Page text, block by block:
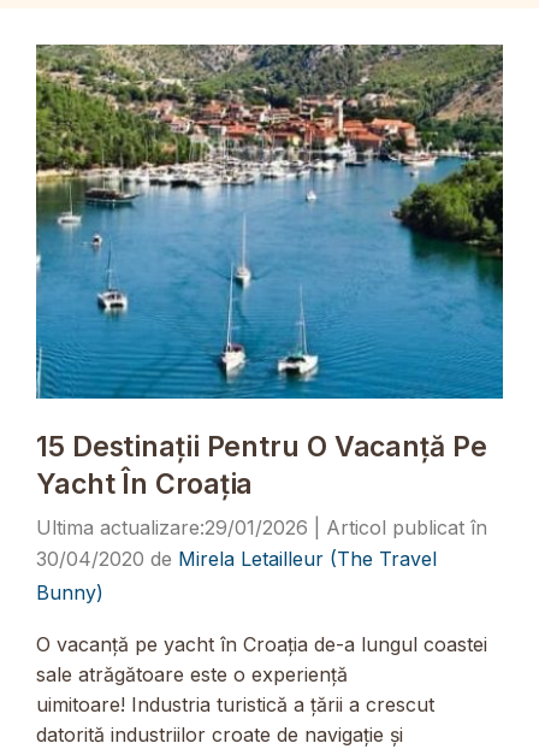
15 Destinații Pentru O Vacanță Pe
Yacht În Croația
29/01/2026
30/04/2020 de Mirela Letailleur (The Travel
Bunny)
O vacanță pe yacht în Croația de-a lungul coastei
sale atrăgătoare este o experiență
uimitoare! Industria turistică a țării a crescut
datorită industriilor croate de navigație și